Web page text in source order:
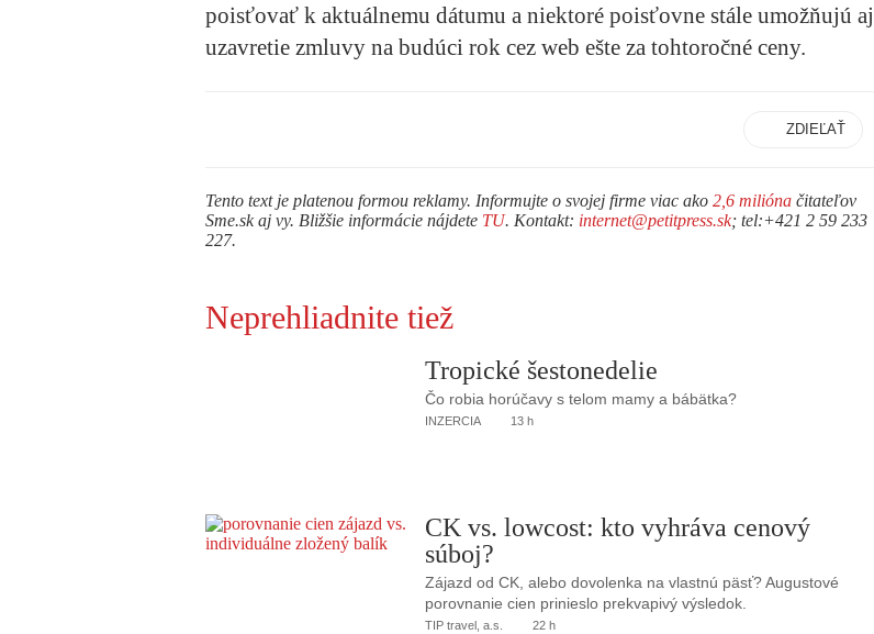
poisťovať k aktuálnemu dátumu a niektoré poisťovne stále umožňujú aj
uzavretie zmluvy na budúci rok cez web ešte za tohtoročné ceny.
ZDIEĽAŤ
Tento text je platenou formou reklamy. Informujte o svojej firme viac ako 2,6 milióna čitateľov
Sme.sk aj vy. Bližšie informácie nájdete TU. Kontakt: internet@petitpress.sk; tel:+421 2 59 233
227.
Neprehliadnite tiež
Tropické šestonedelie
Čo robia horúčavy s telom mamy a bábätka?
INZERCIA 13 h
CK vs. lowcost: kto vyhráva cenový
súboj?
Zájazd od CK, alebo dovolenka na vlastnú päsť? Augustové
porovnanie cien prinieslo prekvapivý výsledok.
TIP travel, a.s. 22 h